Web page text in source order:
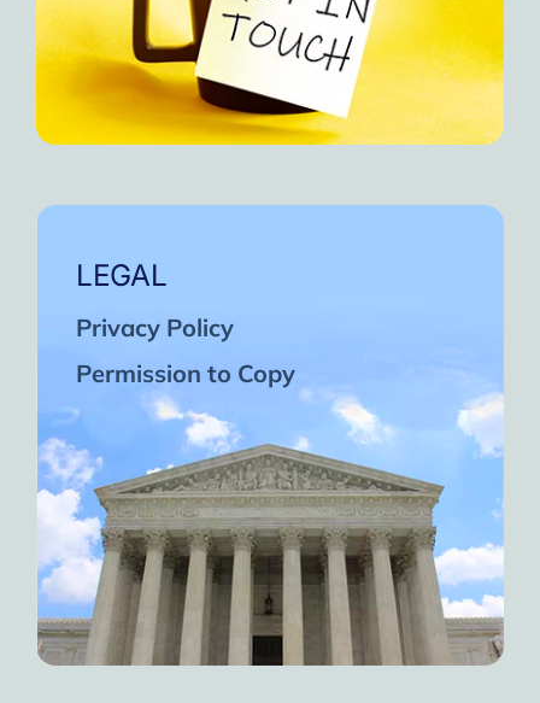
LEGAL
Privacy Policy
Permission to Copy